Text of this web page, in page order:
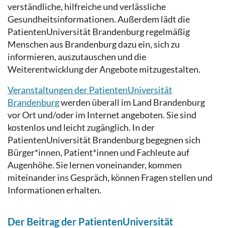
verständliche, hilfreiche und verlässliche
Gesundheitsinformationen. Außerdem lädt die
PatientenUniversität Brandenburg regelmäßig
Menschen aus Brandenburg dazu ein, sich zu
informieren, auszutauschen und die
Weiterentwicklung der Angebote mitzugestalten.
Veranstaltungen der PatientenUniversität
Brandenburgwerden überall im Land Brandenburg
vor Ort und/oder im Internet angeboten. Sie sind
kostenlos und leicht zugänglich. In der
PatientenUniversität Brandenburg begegnen sich
Bürger*innen, Patient*innen und Fachleute auf
Augenhöhe. Sie lernen voneinander, kommen
miteinander ins Gespräch, können Fragen stellen und
Informationen erhalten.
Der Beitrag der PatientenUniversität